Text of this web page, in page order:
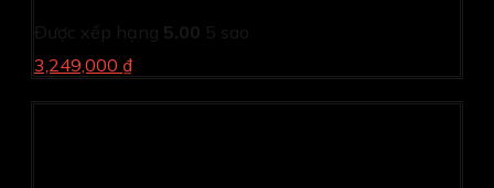
Được xếp hạng 5.00 5 sao
3,249,000 ₫